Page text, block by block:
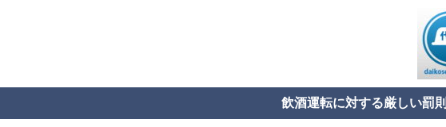
飲酒運転に対する厳しい罰則